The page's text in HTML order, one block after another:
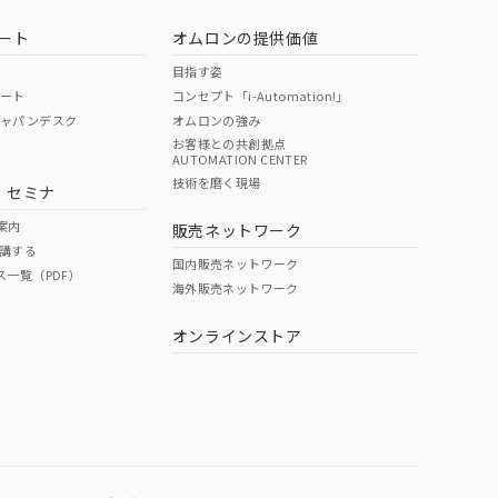
O O
ト
ト
パンデスク
セミナ
内
する
覧（PDF）
オムロンの提供価値
目指す姿
コンセプト「i-Automation!」
オムロンの強み
お客様との共創拠点
AUTOMATION CENTER
技術を磨く現場
販売ネットワーク
国内販売ネットワーク
海外販売ネットワーク
オンラインストア